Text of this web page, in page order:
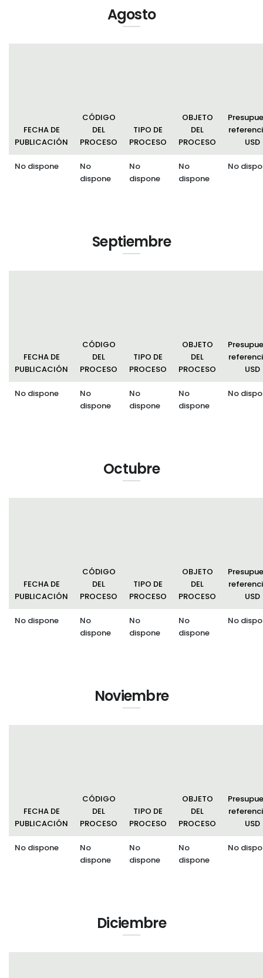
Agosto
FECHA DE
PUBLICACIÓN
CÓDIGO
DEL
PROCESO
TIPO DE
PROCESO
OBJETO
DEL
PROCESO
USD
No dispone
No
dispone
No
dispone
No
dispone
No
Septiembre
FECHA DE
PUBLICACIÓN
CÓDIGO
DEL
PROCESO
TIPO DE
PROCESO
OBJETO
DEL
PROCESO
USD
No dispone
No
dispone
No
dispone
No
dispone
No
Octubre
FECHA DE
PUBLICACIÓN
CÓDIGO
DEL
PROCESO
TIPO DE
PROCESO
OBJETO
DEL
PROCESO
USD
No dispone
No
dispone
No
dispone
No
dispone
No
Noviembre
FECHA DE
PUBLICACIÓN
CÓDIGO
DEL
PROCESO
TIPO DE
PROCESO
OBJETO
DEL
PROCESO
USD
No dispone
No
dispone
No
dispone
No
dispone
No
Diciembre